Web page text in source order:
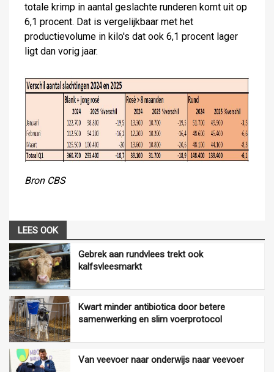
totale krimp in aantal geslachte runderen komt uit op
6,1 procent. Dat is vergelijkbaar met het
productievolume in kilo's dat ook 6,1 procent lager
ligt dan vorig jaar.
Bron CBS
LEES OOK
Gebrek aan rundvlees trekt ook
kalfsvleesmarkt
Kwart minder antibiotica door betere
samenwerking en slim voerprotocol
Van veevoer naar onderwijs naar veevoer